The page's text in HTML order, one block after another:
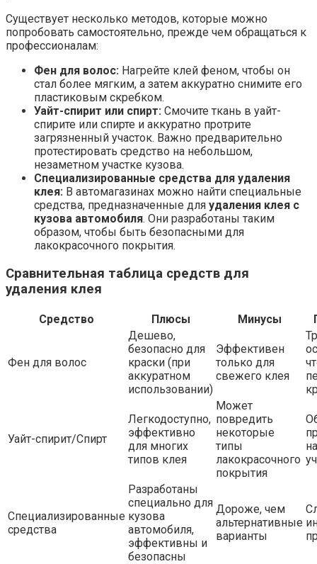
Существует несколько методов, которые можно
попробовать самостоятельно, прежде чем обращаться к
профессионалам:
Фен для волос: Нагрейте клей феном, чтобы он
стал более мягким, а затем аккуратно снимите его
пластиковым скребком.
Уайт-спирит или спирт: Смочите ткань в уайт-
спирите или спирте и аккуратно протрите
загрязненный участок. Важно предварительно
протестировать средство на небольшом,
незаметном участке кузова.
Специализированные средства для удаления
клея: В автомагазинах можно найти специальные
средства, предназначенные для удаления клея с
кузова автомобиля. Они разработаны таким
образом, чтобы быть безопасными для
лакокрасочного покрытия.
Сравнительная таблица средств для
удаления клея
Средство Плюсы Минусы
Фен для волос
Дешево,
безопасно для
краски (при
аккуратном
использовании)
Эффективен
только для
свежего клея
Уайт-спирит/Спирт
Легкодоступно,
эффективно
для многих
типов клея
Может
повредить
некоторые
типы
лакокрасочного
покрытия
Специализированные
средства
Разработаны
специально для
кузова
автомобиля,
эффективны и
безопасны
Дороже, чем
альтернативные
варианты